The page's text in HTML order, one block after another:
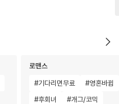
로맨스
#기다리면무료 #영혼바뀜
#후회녀 #개그/코믹